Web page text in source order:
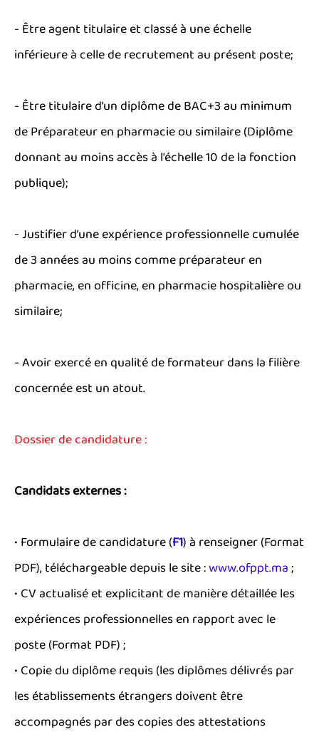
- Être agent titulaire et classé à une échelle
inférieure à celle de recrutement au présent poste;
- Être titulaire d’un diplôme de BAC+3 au minimum
de Préparateur en pharmacie ou similaire (Diplôme
donnant au moins accès à l'échelle 10 de la fonction
publique);
- Justifier d’une expérience professionnelle cumulée
de 3 années au moins comme préparateur en
pharmacie, en officine, en pharmacie hospitalière ou
similaire;
- Avoir exercé en qualité de formateur dans la filière
concernée est un atout.
Dossier de candidature :
Candidats externes :
• Formulaire de candidature(F1)à renseigner (Format
PDF), téléchargeable depuis le site :www.ofppt.ma;
• CV actualisé et explicitant de manière détaillée les
expériences professionnelles en rapport avec le
poste (Format PDF) ;
• Copie du diplôme requis (les diplômes délivrés par
les établissements étrangers doivent être
accompagnés par des copies des attestations